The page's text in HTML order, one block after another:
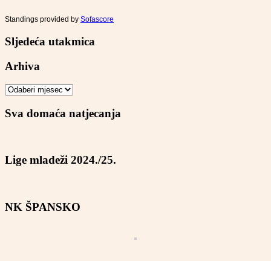
Standings provided by Sofascore
Sljedeća utakmica
Arhiva
Arhiva
Sva domaća natjecanja
Lige mladeži 2024./25.
NK ŠPANSKO